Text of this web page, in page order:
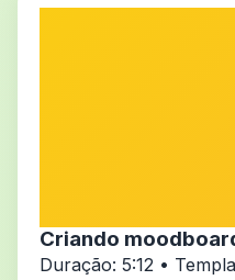
Criando
Duração: 5:12 •